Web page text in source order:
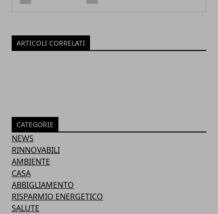
ARTICOLI CORRELATI
CATEGORIE
NEWS
RINNOVABILI
AMBIENTE
CASA
ABBIGLIAMENTO
RISPARMIO ENERGETICO
SALUTE